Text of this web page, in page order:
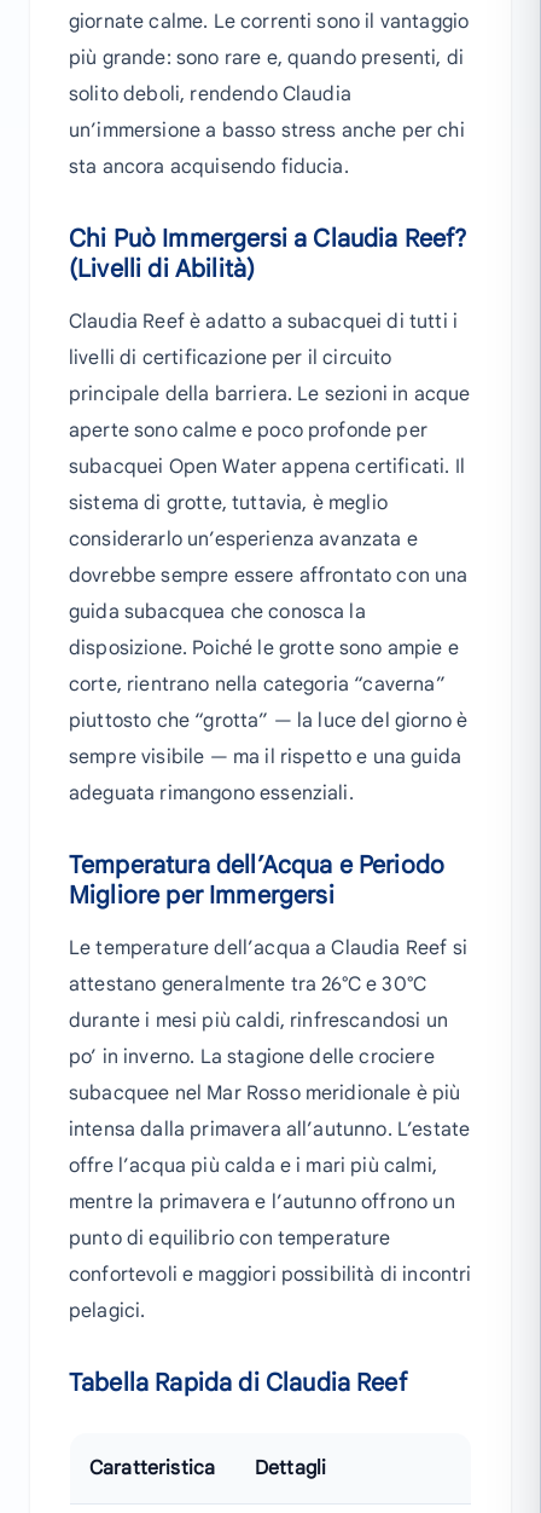
giornate calme. Le correnti sono il vantaggio
più grande: sono rare e, quando presenti, di
solito deboli, rendendo Claudia
un’immersione a basso stress anche per chi
sta ancora acquisendo fiducia.
Chi Può Immergersi a Claudia Reef?
(Livelli di Abilità)
Claudia Reef è adatto a subacquei di tutti i
livelli di certificazione per il circuito
principale della barriera. Le sezioni in acque
aperte sono calme e poco profonde per
subacquei Open Water appena certificati. Il
sistema di grotte, tuttavia, è meglio
considerarlo un’esperienza avanzata e
dovrebbe sempre essere affrontato con una
guida subacquea che conosca la
disposizione. Poiché le grotte sono ampie e
corte, rientrano nella categoria “caverna”
piuttosto che “grotta” — la luce del giorno è
sempre visibile — ma il rispetto e una guida
adeguata rimangono essenziali.
Temperatura dell’Acqua e Periodo
Migliore per Immergersi
Le temperature dell’acqua a Claudia Reef si
attestano generalmente tra 26°C e 30°C
durante i mesi più caldi, rinfrescandosi un
po’ in inverno. La stagione delle crociere
subacquee nel Mar Rosso meridionale è più
intensa dalla primavera all’autunno. L’estate
offre l’acqua più calda e i mari più calmi,
mentre la primavera e l’autunno offrono un
punto di equilibrio con temperature
confortevoli e maggiori possibilità di incontri
pelagici.
Tabella Rapida di Claudia Reef
Caratteristica Dettagli